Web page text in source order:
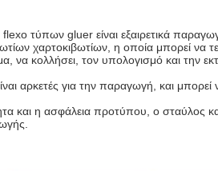
τύπων gluer είναι εξαιρετικά
χαρτοκιβωτίων, η οποία μπορεί να
κολλήσει, τον υπολογισμό και την
αρκετές για την παραγωγή, και μπορεί
και η ασφάλεια προτύπου, ο σταύλος